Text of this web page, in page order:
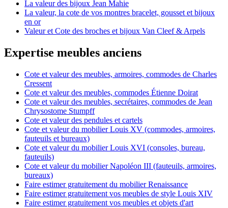
La valeur des bijoux Jean Mahie
La valeur, la cote de vos montres bracelet, gousset et bijoux
en or
Valeur et Cote des broches et bijoux Van Cleef & Arpels
Expertise meubles anciens
Cote et valeur des meubles, armoires, commodes de Charles
Cressent
Cote et valeur des meubles, commodes Étienne Doirat
Cote et valeur des meubles, secrétaires, commodes de Jean
Chrysostome Stumpff
Cote et valeur des pendules et cartels
Cote et valeur du mobilier Louis XV (commodes, armoires,
fauteuils et bureaux)
Cote et valeur du mobilier Louis XVI (consoles, bureau,
fauteuils)
Cote et valeur du mobilier Napoléon III (fauteuils, armoires,
bureaux)
Faire estimer gratuitement du mobilier Renaissance
Faire estimer gratuitement vos meubles de style Louis XIV
Faire estimer gratuitement vos meubles et objets d'art